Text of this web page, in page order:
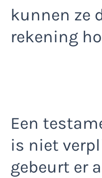
kunnen ze
rekening
Een
is niet
gebeurt er